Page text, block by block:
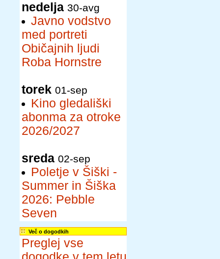
nedelja 30-avg
Javno vodstvo
med portreti
Običajnih ljudi
Roba Hornstre
torek 01-sep
Kino gledališki
abonma za otroke
2026/2027
sreda 02-sep
Poletje v Šiški -
Summer in Šiška
2026: Pebble
Seven
Več o dogodkih
Preglej vse